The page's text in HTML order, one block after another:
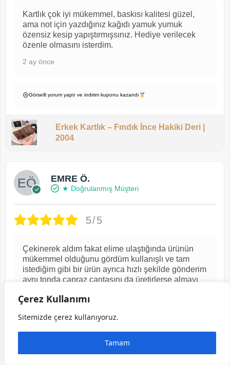
Çerez Kullanımı
Sitemizde çerez kullanıyoruz.
Tamam
Kartlık çok iyi mükemmel, baskısı kalitesi güzel,
ama not için yazdığınız kağıdı yamuk yumuk
özensiz kesip yapıştırmışsınız. Hediye verilecek
özenle olmasını isterdim.
2 ay önce
Görselli yorum yaptı ve indirim kuponu kazandı
Erkek Kartlık – Fındık İnce Hakiki Deri |
2004
EMRE Ö.
★ Doğrulanmış Müşteri
5/5
Çekinerek aldım fakat elime ulaştığında ürünün
mükemmel olduğunu gördüm kullanışlı ve tam
istediğim gibi bir ürün ayrıca hızlı şekilde gönderim
aynı tonda çapraz çantasını da üretirlerse almayı
firma
2 ay önce